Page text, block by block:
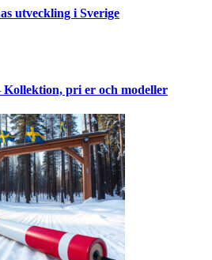
utveckling i Sverige
Kollektion, pri er och modeller